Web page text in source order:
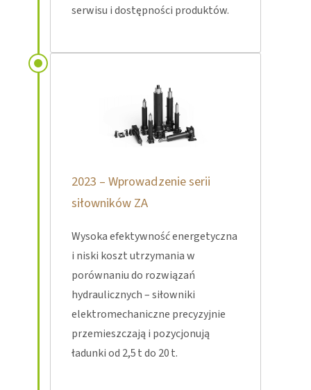
serwisu i dostępności produktów.
2023 – Wprowadzenie serii
siłowników ZA
Wysoka efektywność energetyczna
i niski koszt utrzymania w
porównaniu do rozwiązań
hydraulicznych – siłowniki
elektromechaniczne precyzyjnie
przemieszczają i pozycjonują
ładunki od 2,5 t do 20 t.